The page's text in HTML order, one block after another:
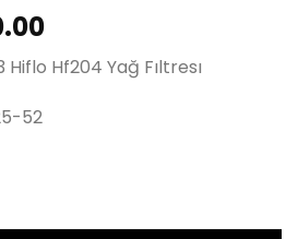
Şu
andaki
fiyat:
Hiflo Hf204 Yağ Fıltresı
52
Hiflo Hf204 Yağ Fıltresı adet